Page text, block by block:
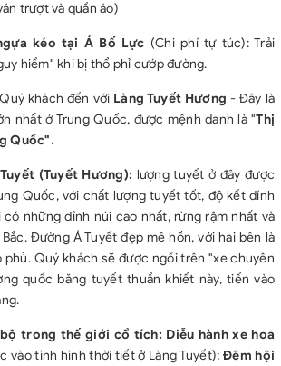
trượt và quần áo)
kéo tại Á Bố Lực (Chi phí tự túc): Trải
hiểm" khi bị thổ phỉ cướp đường.
khách đến với Làng Tuyết Hương - Đây là
nhất ở Trung Quốc, được mệnh danh là "Thị
Quốc".
(Tuyết Hương): lượng tuyết ở đây được
Quốc, với chất lượng tuyết tốt, độ kết dính
những đỉnh núi cao nhất, rừng rậm nhất và
Đường Á Tuyết đẹp mê hồn, với hai bên là
Quý khách sẽ được ngồi trên "xe chuyên
quốc băng tuyết thuần khiết này, tiến vào
trong thế giới cổ tích: Diễu hành xe hoa
vào tình hình thời tiết ở Làng Tuyết); Đêm hội